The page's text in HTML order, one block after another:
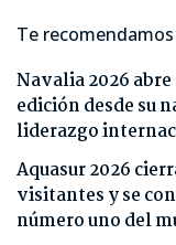
Te recomendamos
Navalia 2026
edición desde su
liderazgo
Aquasur 2026
visitantes y se
número uno del